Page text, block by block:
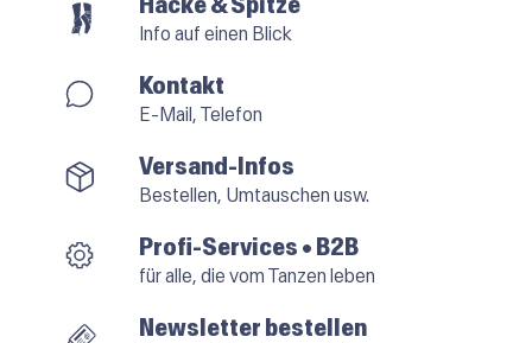
Hacke & Spitze
Info auf einen Blick
Kontakt
E-Mail, Telefon
Versand-Infos
Bestellen, Umtauschen usw.
Profi-Services • B2B
für alle, die vom Tanzen leben
Newsletter bestellen